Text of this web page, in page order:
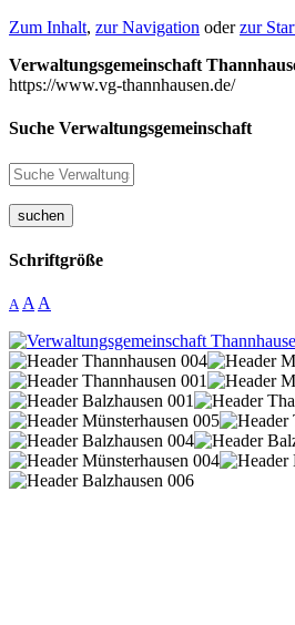
Zum Inhalt, zur Navigation oderzur
Verwaltungsgemeinschaft
https://www.vg-thannhausen.de/
Suche Verwaltungsgemeinschaft
suchen
Schriftgröße
A A A